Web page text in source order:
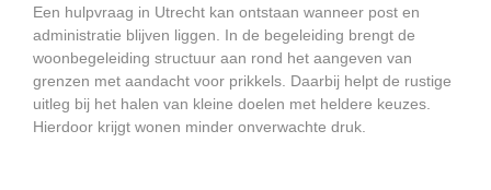
Een hulpvraag in Utrecht kan ontstaan wanneer post en
administratie blijven liggen. In de begeleiding brengt de
woonbegeleiding structuur aan rond het aangeven van
grenzen met aandacht voor prikkels. Daarbij helpt de rustige
uitleg bij het halen van kleine doelen met heldere keuzes.
Hierdoor krijgt wonen minder onverwachte druk.